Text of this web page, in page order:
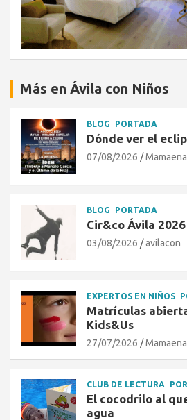
Más en Ávila con Niños
BLOG PORTADA
Dónde ver el
07/08/2026
BLOG PORTADA
Cir&co Ávila 2026
03/08/2026 avilacon
EXPERTOS EN NIÑOS
Matrículas
Kids&Us
27/07/2026
CLUB DE LECTURA
El cocodrilo al
agua